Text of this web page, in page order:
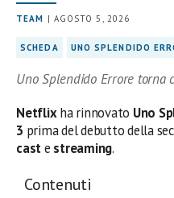
TEAM | AGOSTO 5, 2026
SCHEDA UNO SPLENDIDO
Uno Splendido Errore torna
Netflixha rinnovato Uno
3 prima del debutto della
caste streaming.
Contenuti